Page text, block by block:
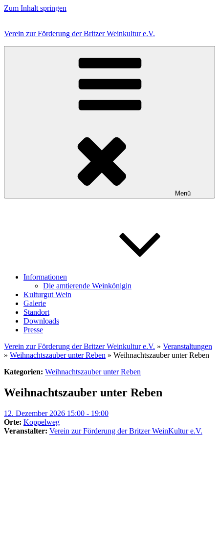
Zum Inhalt springen
Verein zur Förderung der Britzer Weinkultur e.V.
Menü
Informationen
Die amtierende Weinkönigin
Kulturgut Wein
Galerie
Standort
Downloads
Presse
Verein zur Förderung der Britzer Weinkultur e.V. » Veranstaltungen
» Weihnachtszauber unter Reben » Weihnachtszauber unter Reben
Kategorien: Weihnachtszauber unter Reben
Weihnachtszauber unter Reben
12. Dezember 2026 15:00 - 19:00
Orte: Koppelweg
Veranstalter: Verein zur Förderung der Britzer WeinKultur e.V.